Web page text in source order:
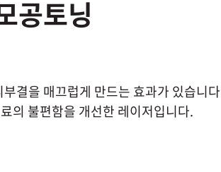
공토닝
결을 매끄럽게 만드는 효과가 있습니
의 불편함을 개선한 레이저입니다.